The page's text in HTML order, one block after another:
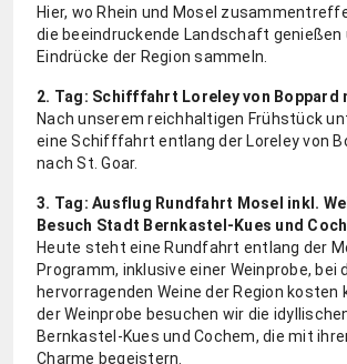
Hier, wo Rhein und Mosel
die beeindruckende Landschaft genießen
Eindrücke der Region sammeln.
2. Tag: Schifffahrt Loreley von Boppard
Nach unserem reichhaltigen Frühstück
eine Schifffahrt entlang der Loreley von
nach St. Goar.
3. Tag: Ausflug Rundfahrt Mosel inkl.
Besuch Stadt Bernkastel-Kues und
Heute steht eine Rundfahrt entlang der
Programm, inklusive einer Weinprobe, bei
hervorragenden Weine der Region kosten
der Weinprobe besuchen wir die
Bernkastel-Kues und Cochem, die mit
Charme begeistern.